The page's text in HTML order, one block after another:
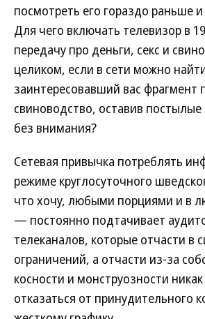
посмотреть его гораздо раньше
Для чего включать телевизор в
передачу про деньги, секс и
целиком, если в сети можно
заинтересовавший вас фрагмент
свиноводство, оставив постылые
без внимания?
Сетевая привычка потреблять
режиме круглосуточного
что хочу, любыми порциями и в
— постоянно подтачивает
телеканалов, которые отчасти в
ограничений, а отчасти из-за
косности и монструозности
отказаться от принудительного